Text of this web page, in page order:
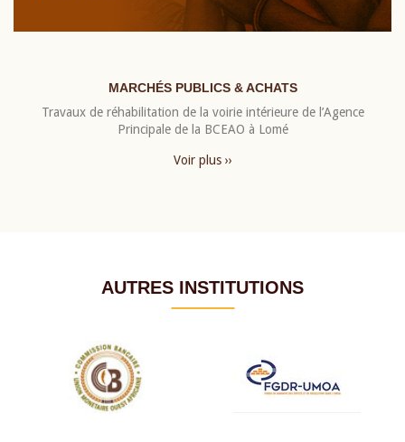
MARCHÉS PUBLICS & ACHATS
Travaux de réhabilitation de la voirie intérieure de l’Agence
Principale de la BCEAO à Lomé
Voir plus ››
AUTRES INSTITUTIONS